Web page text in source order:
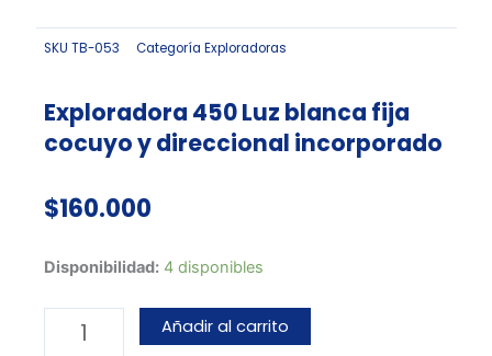
SKU TB-053 Categoría Exploradoras
Exploradora 450 Luz blanca fija
cocuyo y direccional incorporado
$160.000
Disponibilidad: 4 disponibles
Exploradora
blanca
Añadir al carrito